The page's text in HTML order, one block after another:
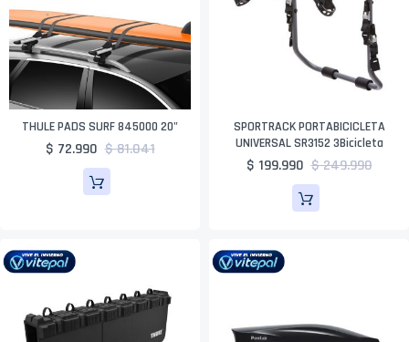
THULE PADS SURF 845000 20"
$ 72.990 $ 81.041
SPORTRACK PORTABICICLETA
UNIVERSAL SR3152 3Bicicleta
$ 199.990 $ 249.990